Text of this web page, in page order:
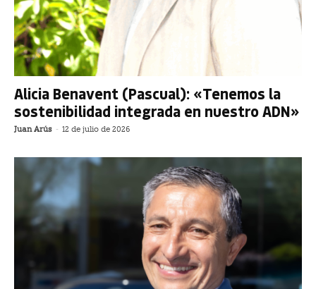
Alicia Benavent (Pascual): «Tenemos la
sostenibilidad integrada en nuestro ADN»
Juan Arús - 12 de julio de 2026